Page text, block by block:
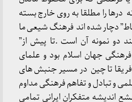
درها را مطلقا به روی خارج بسته
دچار شده اند فرهنگ شیعی ما
دو نمونه آن است .تا پیش از”
جهان اسلام بود و علمای
تا چین در مسیر جنبش های
و تبادل و تفاهم فرهنگی مداوم
اندیشه متفکران ایرانی تمامی